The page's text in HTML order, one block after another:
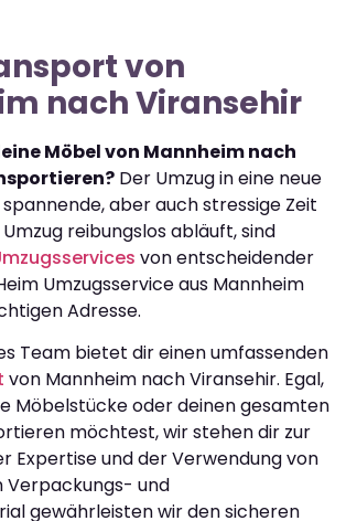
von
nach Viransehir
Möbel von Mannheim nach
Der Umzug in eine neue
aber auch stressige Zeit
reibungslos abläuft, sind
von entscheidender
Umzugsservice aus Mannheim
Adresse.
Team bietet dir einen umfassenden
von Mannheim nach Viransehir. Egal,
Möbelstücke oder deinen gesamten
möchtest, wir stehen dir zur
Expertise und der Verwendung von
Verpackungs- und
gewährleisten wir den sicheren